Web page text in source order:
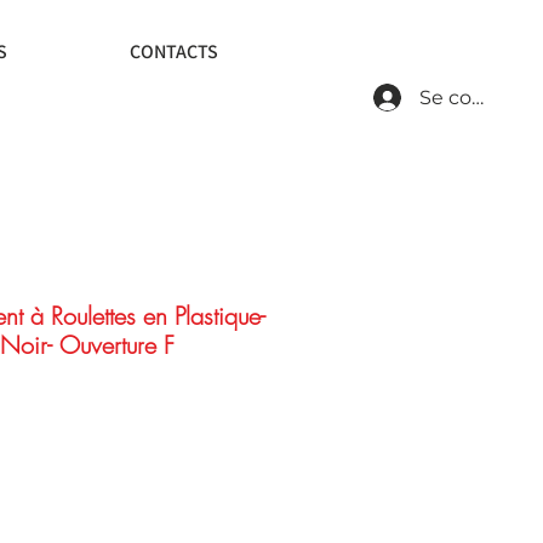
CONTACTS
Se
à Roulettes en Plastique-
Ouverture F